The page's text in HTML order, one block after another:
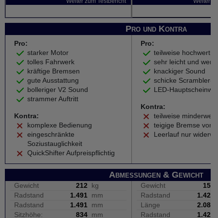
Pro und Kontra
Pro:
starker Motor
tolles Fahrwerk
kräftige Bremsen
gute Ausstattung
bolleriger V2 Sound
strammer Auftritt
Kontra:
komplexe Bedienung
eingeschränkte
Soziustauglichkeit
QuickShifter Aufpreispflichtig
Pro:
teilweise
sehr leicht und
knackiger Sound
schicke Scrambler-
LED-
Kontra:
teilweise
teigige Bremse
Leerlauf nur
Abmessungen & Gewicht
Gewicht 212
kg
Radstand
1.491
mm
Radstand
1.491
mm
Sitzhöhe:
834 mm
Gewicht
157
Radstand
1.425
Länge
2.080
Radstand
1.425